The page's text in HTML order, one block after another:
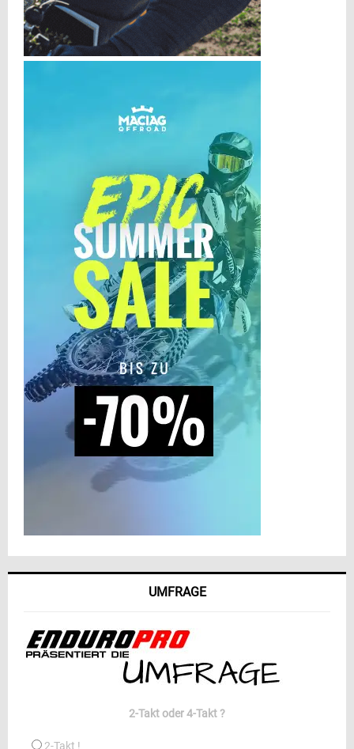
UMFRAGE
2-Takt oder 4-Takt ?
2-Takt !